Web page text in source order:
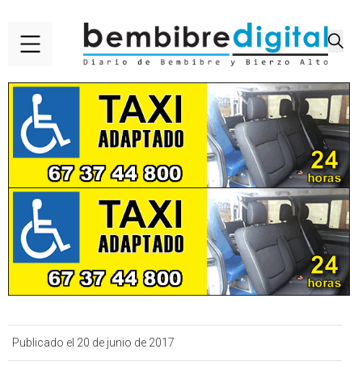
Publicado el 20 de junio de 2017